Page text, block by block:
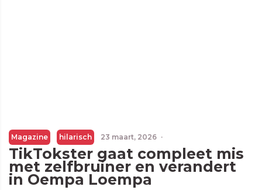
Magazine hilarisch 23 maart, 2026 ·
TikTokster gaat compleet mis
met zelfbruiner en verandert
in Oempa Loempa